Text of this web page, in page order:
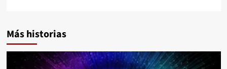
Más historias